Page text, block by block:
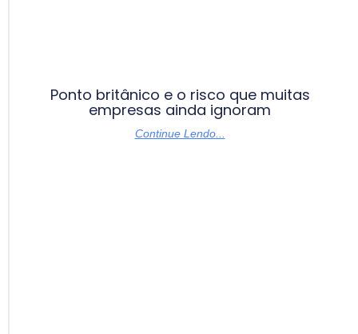
Ponto britânico e o risco que muitas
empresas ainda ignoram
Continue Lendo...